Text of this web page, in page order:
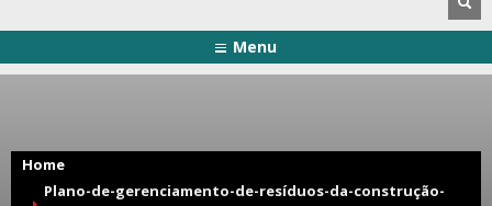
Menu
Home
Plano-de-gerenciamento-de-resíduos-da-construção-